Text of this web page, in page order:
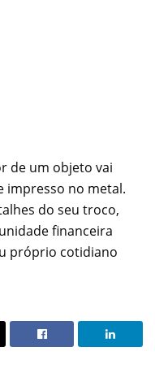
de um objeto vai
impresso no metal.
do seu troco,
financeira
próprio cotidiano